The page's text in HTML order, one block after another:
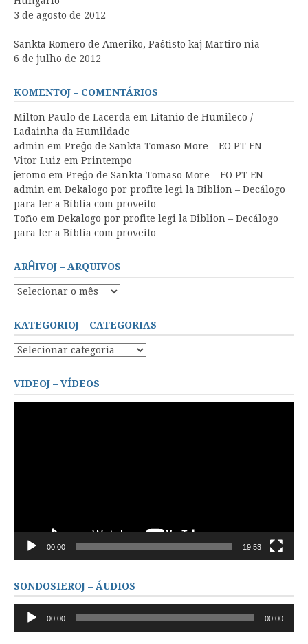
3 de agosto de 2012
Sankta Romero de Ameriko, Paŝtisto kaj Martiro nia
6 de julho de 2012
KOMENTOJ – COMENTÁRIOS
Milton Paulo de Lacerda em Litanio de Humileco /
Ladainha da Humildade
admin em Preĝo de Sankta Tomaso More – EO PT EN
Vitor Luiz em Printempo
ĵeromo em Preĝo de Sankta Tomaso More – EO PT EN
admin em Dekalogo por profite legi la Biblion – Decálogo
para ler a Bíblia com proveito
Toño em Dekalogo por profite legi la Biblion – Decálogo
para ler a Bíblia com proveito
ARĤIVOJ – ARQUIVOS
Arĥivoj
Arquivos
KATEGORIOJ – CATEGORIAS
Kategorioj
VIDEOJ – VÍDEOS
00:00 19:53
SONDOSIEROJ – ÁUDIOS
Tocador
00:00 00:00